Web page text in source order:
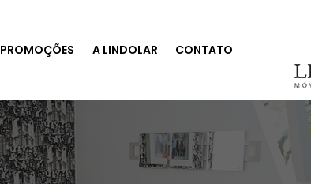
PROMOÇÕES A LINDOLAR CONTATO